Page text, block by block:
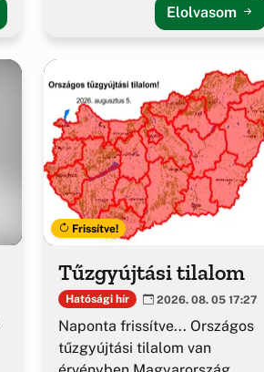
Elolvasom
Frissítve!
Tűzgyújtási tilalom
Hatósági hír 2026. 08. 05 17:27
Naponta frissítve... Országos
tűzgyújtási tilalom van